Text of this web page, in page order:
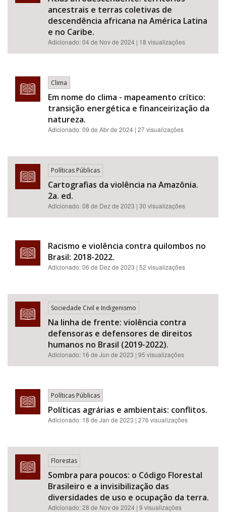
ancestrais e terras coletivas de
descendência africana na América Latina
e no Caribe.
Adicionado:04 de Nov de 2024 | 18 visualizações
Clima
Em nome do clima - mapeamento crítico:
transição energética e financeirização da
natureza.
Adicionado:09 de Abr de 2024 | 27 visualizações
Políticas Públicas
Cartografias da violência na Amazônia.
2a. ed.
Adicionado:08 de Dez de 2023 | 30 visualizações
Racismo e violência contra quilombos no
Brasil: 2018-2022.
Adicionado:06 de Dez de 2023 | 52 visualizações
Sociedade Civil e Indigenismo
Na linha de frente: violência contra
defensoras e defensores de direitos
humanos no Brasil (2019-2022).
Adicionado: 16 de Jun de 2023 | 95 visualizações
Políticas Públicas
Políticas agrárias e ambientais: conflitos.
Adicionado: 18 de Jan de 2023 | 276 visualizações
Florestas
Sombra para poucos: o Código Florestal
Brasileiro e a invisibilização das
diversidades de uso e ocupação da terra.
Adicionado:28 de Nov de 2024 | 9 visualizações